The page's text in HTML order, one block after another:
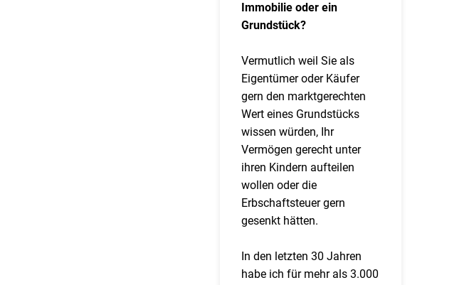
Immobilie oder ein
Grundstück?
Vermutlich weil Sie als
Eigentümer oder Käufer
gern den marktgerechten
Wert eines Grundstücks
wissen würden, Ihr
Vermögen gerecht unter
ihren Kindern aufteilen
wollen oder die
Erbschaftsteuer gern
gesenkt hätten.
In den letzten 30 Jahren
habe ich für mehr als 3.000